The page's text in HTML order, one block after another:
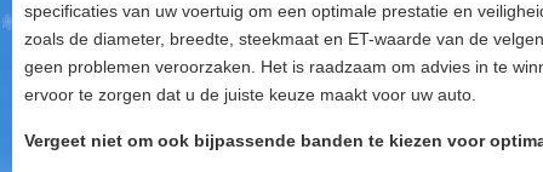
specificaties van uw voertuig om een optimale prestatie en
zoals de diameter, breedte, steekmaat en ET-waarde van de
geen problemen veroorzaken. Het is raadzaam om advies in te
ervoor te zorgen dat u de juiste keuze maakt voor uw auto.
Vergeet niet om ook bijpassende banden te kiezen voor